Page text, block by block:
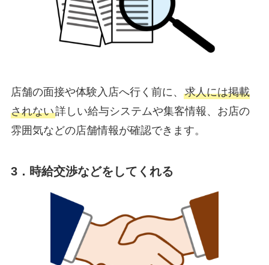
店舗の面接や体験入店へ行く前に、 求人には掲載
されない詳しい給与システムや集客情報、お店の
雰囲気などの店舗情報が確認できます。
3．時給交渉などをしてくれる